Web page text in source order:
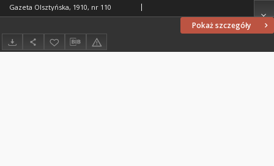
Pokaż szczegóły
Gazeta Olsztyńska, 1910, nr 110